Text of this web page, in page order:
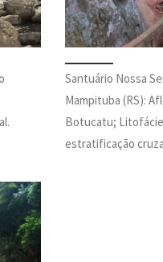
Santuário Nossa
Mampituba (RS):
Botucatu;
estratificação